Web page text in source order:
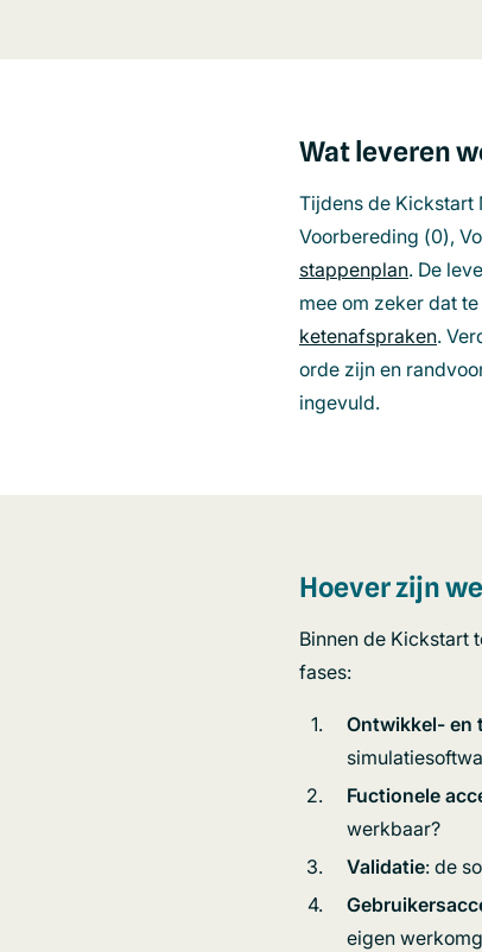
Wat leveren
Tijdens de Kickstart
Voorbereding (0),
stappenplan. De
mee om zeker dat
ketenafspraken.
orde zijn en
ingevuld.
Hoever zijn
Binnen de Kickstart
fases:
Ontwikkel- en
Fuctionele
werkbaar?
Validatie: de
eigen